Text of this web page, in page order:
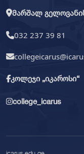
მარშალ
032 237 39 81
კოლეჯი „იკაროსი“
college_icarus